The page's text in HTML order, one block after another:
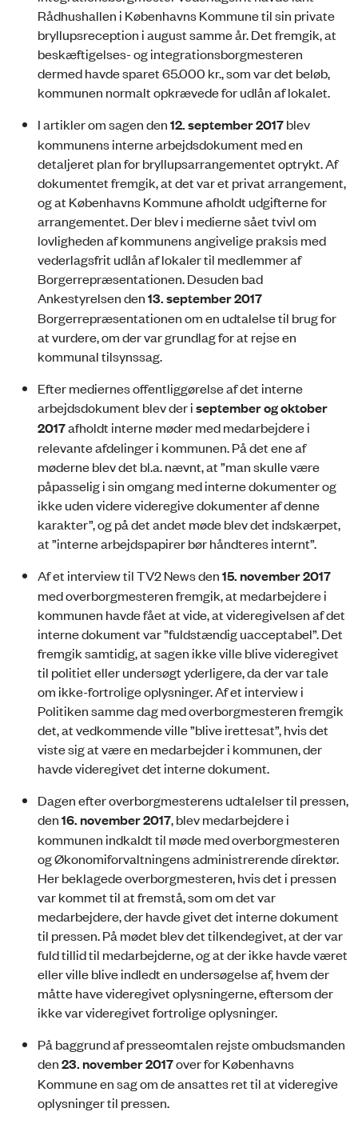
Rådhushallen i Københavns Kommune til sin private
bryllupsreception i august samme år. Det fremgik, at
beskæftigelses- og integrationsborgmesteren
dermed havde sparet 65.000 kr., som var det beløb,
kommunen normalt opkrævede for udlån af lokalet.
I artikler om sagen den12.september 2017blev
kommunens interne arbejdsdokument med en
detalje­ret plan for bryllupsarrangementet optrykt. Af
dokumentet fremgik, at det var et privat arrangement,
og at Københavns Kommune afholdt udgifterne for
arrangementet. Der blev i medierne sået tvivl om
lovligheden af kommunens angivelige praksis med
vederlagsfrit udlån af lokaler til medlemmer af
Borgerrepræsentationen. Desuden bad
Ankestyrelsen den13. september 2017
Borgerrepræsentationen om en udtalelse til brug for
at vurdere, om der var grundlag for at rejse en
kommunal tilsynssag.
Efter mediernes offentliggørelse af det interne
arbejdsdokument blev der iseptember og oktober
2017afholdt interne møder med medarbejdere i
relevante afdelinger i kommunen. På det ene af
møderne blev det bl.a. nævnt, at ”man skulle være
påpasselig i sin omgang med interne dokumenter og
ikke uden videre videregive dokumenter af denne
karakter”, og på det andet møde blev det indskærpet,
at ”interne arbejdspapirer bør håndteres internt”.
Af et interview til TV2 News den15. november 2017
med overborgmesteren fremgik, at medarbejdere i
kommunen havde fået at vide, at videregivelsen af det
interne dokument var ”fuldstændig uacceptabel”. Det
fremgik samtidig, at sagen ikke ville blive videregivet
til politiet eller undersøgt yderligere, da der var tale
om ikke-fortrolige oplysninger. Af et interview i
Politiken samme dag med overborgmesteren fremgik
det, at vedkommende ville ”blive irettesat”, hvis det
viste sig at være en medarbejder i kommunen, der
havde videregivet det interne dokument.
Dagen efter overborgmesterens udtalelser til pressen,
den16. november 2017, blev medarbejdere i
kommunen indkaldt til møde med overborgmesteren
og Økonomiforvaltningens administrerende direktør.
Her beklagede overborgmesteren, hvis det i pressen
var kommet til at fremstå, som om det var
medarbejdere, der havde givet det interne dokument
til pressen. På mødet blev det tilkendegivet, at der var
fuld tillid til medarbejderne, og at der ikke havde været
eller ville blive indledt en undersøgelse af, hvem der
måtte have videregivet oplysningerne, eftersom der
ikke var videregivet fortrolige oplysninger.
På baggrund af presseomtalen rejste ombudsmanden
den23. november 2017over for Københavns
Kommune en sag om de ansattes ret til at videregive
oplysninger til pressen.